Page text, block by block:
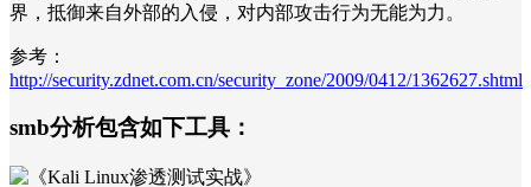
界，抵御来自外部的入侵，对内部攻击行为无能为力。
参考：
http://security.zdnet.com.cn/security_zone/2009/0412/1362627.shtml
smb分析包含如下工具：